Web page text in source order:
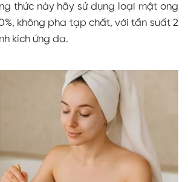
thức này hãy sử dụng loại mật ong
không pha tạp chất, với tần suất 2
kích ứng da.